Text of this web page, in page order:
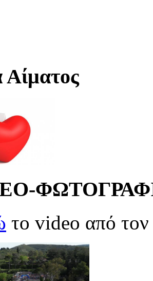
το video από